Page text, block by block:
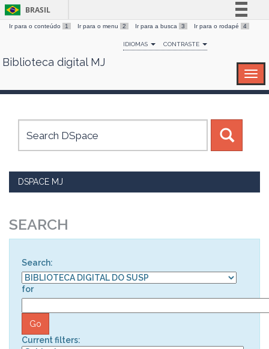
Skip
BRASIL
Simplifique!
Comunica BR
Canais
Ir para o conteúdo 1 Ir para o menu 2 Ir para a busca 3 Ir para o rodapé 4
IDIOMAS CONTRASTE
Biblioteca digital MJ
DSPACE MJ
SEARCH
Search:
for
Current filters: